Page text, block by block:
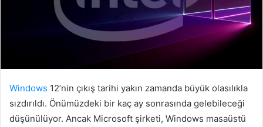
g
ö
e
r
m
Windows 12’nin çıkış tarihi yakın zamanda büyük olasılıkla
sızdırıldı. Önümüzdeki bir kaç ay sonrasında gelebileceği
düşünülüyor. Ancak Microsoft şirketi, Windows masaüstü